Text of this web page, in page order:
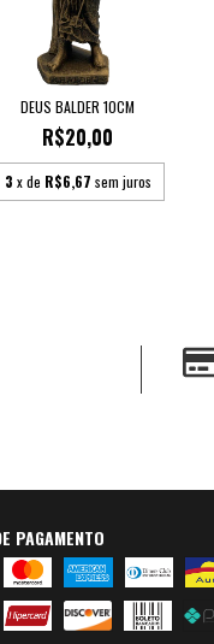
DEUS BALDER 10CM
R$20,00
3 x de R$6,67 sem juros
PAGAMENTO